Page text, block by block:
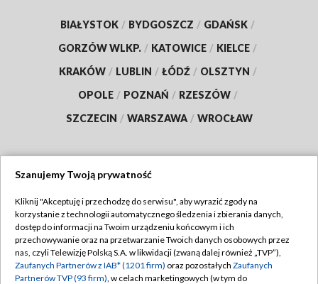
BIAŁYSTOK / BYDGOSZCZ / GDAŃSK /
GORZÓW WLKP. / KATOWICE / KIELCE /
KRAKÓW / LUBLIN / ŁÓDŹ / OLSZTYN /
OPOLE / POZNAŃ / RZESZÓW /
SZCZECIN / WARSZAWA / WROCŁAW
TVP
Abonament TVP
Emisja w TVP
Regulamin TVP
Polityka prywatności
Szanujemy Twoją prywatność
Kliknij "Akceptuję i przechodzę do serwisu", aby wyrazić zgody na
korzystanie z technologii automatycznego śledzenia i zbierania danych,
dostęp do informacji na Twoim urządzeniu końcowym i ich
przechowywanie oraz na przetwarzanie Twoich danych osobowych przez
nas, czyli Telewizję Polską S.A. w likwidacji (zwaną dalej również „TVP”),
Zaufanych Partnerów z IAB* (1201 firm) oraz pozostałych Zaufanych
Partnerów TVP (93 firm), w celach marketingowych (w tym do